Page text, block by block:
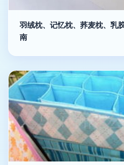
羽绒枕、记忆枕、荞麦枕、乳
南